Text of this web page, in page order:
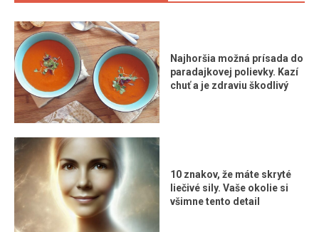
Najhoršia možná prísada do
paradajkovej polievky. Kazí
chuť a je zdraviu škodlivý
10 znakov, že máte skryté
liečivé sily. Vaše okolie si
všimne tento detail